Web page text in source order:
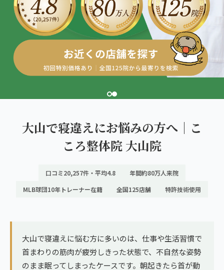
骨盤の傾き・歪み
坐骨神経痛
ぎっくり腰
寝違え
姿勢矯正
ゴルフ
ヨガ・ピラティス
池袋エリア（3院）
新宿エリア（3院）
高田馬場エリア（2院）
立川エリア（2院）
広島エリア（4院）
鹿児島エリア（3院）
研究・論文
医師・専門家からの推薦
メディア・実績
お知らせ
OUR CONCEPT
とらわれないカラダを。
大山で寝違えにお悩みの方へ｜こ
ころ整体院 大山院
口コミ20,257件・平均4.8
年間約80万人来院
MLB球団10年トレーナー在籍
全国125店舗 特許技術使用
大山で寝違えに悩む方に多いのは、仕事や生活習慣で
首まわりの筋肉が疲労しきった状態で、不自然な姿勢
のまま眠ってしまったケースです。朝起きたら首が動